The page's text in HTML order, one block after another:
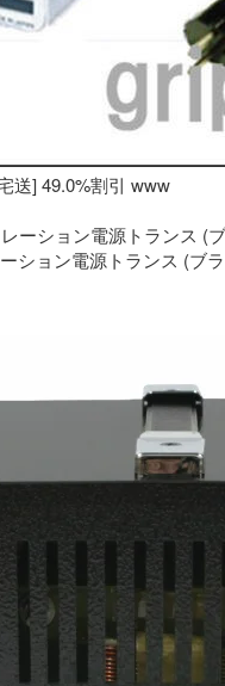
送] 49.0%割引 www
ション電源トランス (ブ